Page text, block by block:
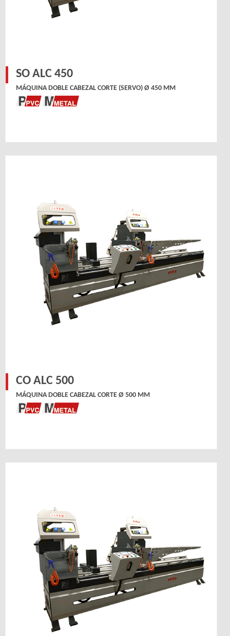
SO ALC 450
MÁQUINA DOBLE CABEZAL CORTE (SERVO) Ø 450 MM
CO ALC 500
MÁQUINA DOBLE CABEZAL CORTE Ø 500 MM